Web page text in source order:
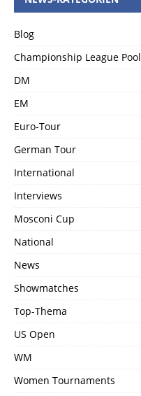
Blog
Championship League Pool
DM
EM
Euro-Tour
German Tour
International
Interviews
Mosconi Cup
National
News
Showmatches
Top-Thema
US Open
WM
Women Tournaments